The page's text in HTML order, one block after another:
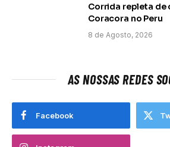
Corrida repleta de
Coracora no Peru
8 de Agosto, 2026
AS NOSSAS REDES
Facebook